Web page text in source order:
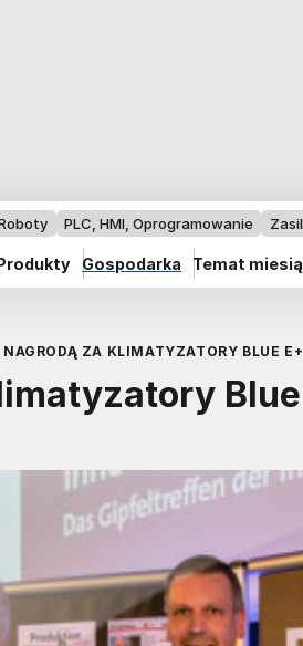
PLC, HMI, Oprogramowanie
Gospodarka Temat
ZA KLIMATYZATORY BLUE E+